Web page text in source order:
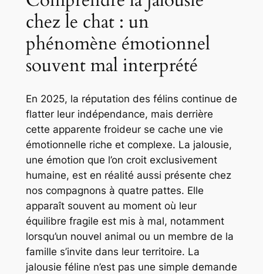
chez le chat : un
phénomène émotionnel
souvent mal interprété
En 2025, la réputation des félins continue de
flatter leur indépendance, mais derrière
cette apparente froideur se cache une vie
émotionnelle riche et complexe. La jalousie,
une émotion que l’on croit exclusivement
humaine, est en réalité aussi présente chez
nos compagnons à quatre pattes. Elle
apparaît souvent au moment où leur
équilibre fragile est mis à mal, notamment
lorsqu’un nouvel animal ou un membre de la
famille s’invite dans leur territoire. La
jalousie féline n’est pas une simple demande